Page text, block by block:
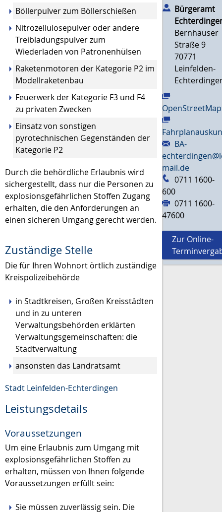
Böllerpulver zum Böllerschießen
Nitrozellulosepulver oder andere
Treibladungspulver zum
Wiederladen von Patronenhülsen
Raketenmotoren der Kategorie P2 im
Modellraketenbau
Feuerwerk der Kategorie F3 und F4
zu privaten Zwecken
Einsatz von sonstigen
pyrotechnischen Gegenständen der
Kategorie P2
Durch die behördliche Erlaubnis wird
sichergestellt, dass nur die Personen zu
explosionsgefährlichen Stoffen Zugang
erhalten, die den Anforderungen an
einen sicheren Umgang gerecht werden.
Zuständige Stelle
Die für Ihren Wohnort örtlich zuständige
Kreispolizeibehörde
in Stadtkreisen, Großen Kreisstädten
und in zu unteren
Verwaltungsbehörden erklärten
Verwaltungsgemeinschaften: die
Stadtverwaltung
ansonsten das Landratsamt
Stadt Leinfelden-Echterdingen
Leistungsdetails
Voraussetzungen
Um eine Erlaubnis zum Umgang mit
explosionsgefährlichen Stoffen zu
erhalten, müssen von Ihnen folgende
Voraussetzungen erfüllt sein:
Sie müssen zuverlässig sein. Die
Bürgeramt
Bernhäuser
Straße 9
70771
Leinfelden-
OpenStreetMap
BA-
mail.de
0711 1600-
600
0711 1600-
47600
Zur Online-